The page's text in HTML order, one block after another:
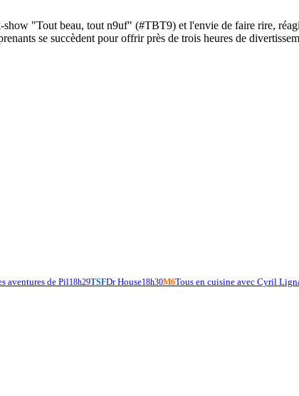
"Tout beau, tout n9uf" (#TBT9) et l'envie de faire rire,
se succèdent pour offrir près de trois heures de
aventures de Pil18h29TSFDr House18h30M6Tous en cuisine avec Cyril